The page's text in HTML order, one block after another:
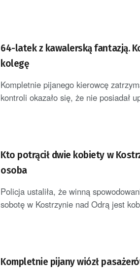
64-latek z kawalerską fantazją.
kolegę
Kompletnie pijanego kierowcę
kontroli okazało się, że nie posiadał
Kto potrącił dwie kobiety w
osoba
Policja ustaliła, że winną
sobotę w Kostrzynie nad Odrą jest
Kompletnie pijany wiózł